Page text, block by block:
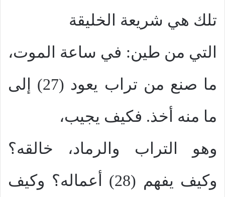
تلك هي شريعة الخليقة
التي من طين: في ساعة الموت،
ما صنع من تراب يعود (27) إلى
ما منه أخذ. فكيف يجيب،
وهو التراب والرماد، خالقه؟
وكيف يفهم (28) أعماله؟ وكيف